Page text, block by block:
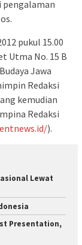
pengalaman
pukul 15.00
Utma No. 15 B
Jawa
Redaksi
kemudian
Redaksi
).
Lewat
Presentation,